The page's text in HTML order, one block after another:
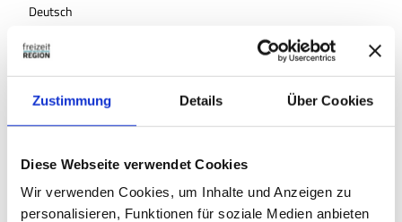
Zustimmung Details Über Cookies
Diese Webseite verwendet Cookies
Wir verwenden Cookies, um Inhalte und Anzeigen zu
personalisieren, Funktionen für soziale Medien anbieten
Deutsch
Preisinformationen
kostenpflichtig
Preis: 7,50 Euro pro Person.
museum@wolfenbuettel.de oder 05331 92460.
Veranstaltungsort